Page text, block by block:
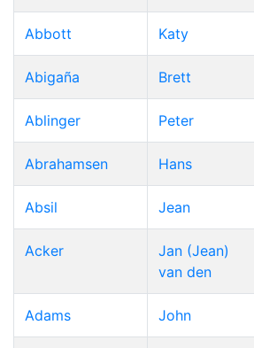
Abbott Katy
Abigaña Brett
Ablinger Peter
Abrahamsen Hans
Absil Jean
Acker
Jan (Jean)
van den
Adams John